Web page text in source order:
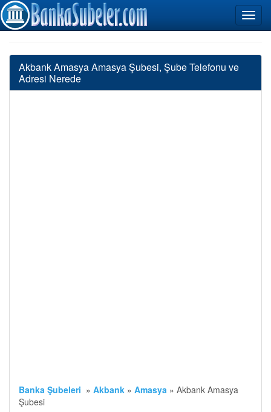
Akbank Amasya Amasya Şubesi, Şube Telefonu ve
Adresi Nerede
Banka Şubeleri » Akbank » Amasya » Akbank Amasya
Şubesi